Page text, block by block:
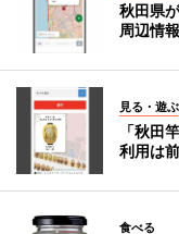
秋田県
周辺情
見る・遊ぶ
「秋田
利用は
食べる